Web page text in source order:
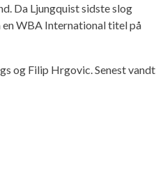
Da Ljungquist sidste slog
WBA International titel på
og Filip Hrgovic. Senest vandt